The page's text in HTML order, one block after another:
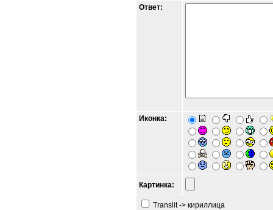
Ответ:
Иконка:
Картинка:
Translit -> кириллица